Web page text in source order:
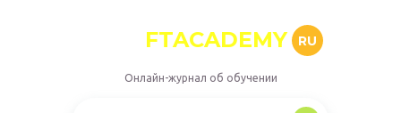
FTACADEMY RU
Онлайн-журнал об обучении